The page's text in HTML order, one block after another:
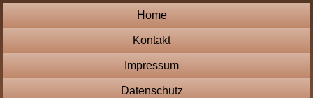
Home
Kontakt
Impressum
Datenschutz